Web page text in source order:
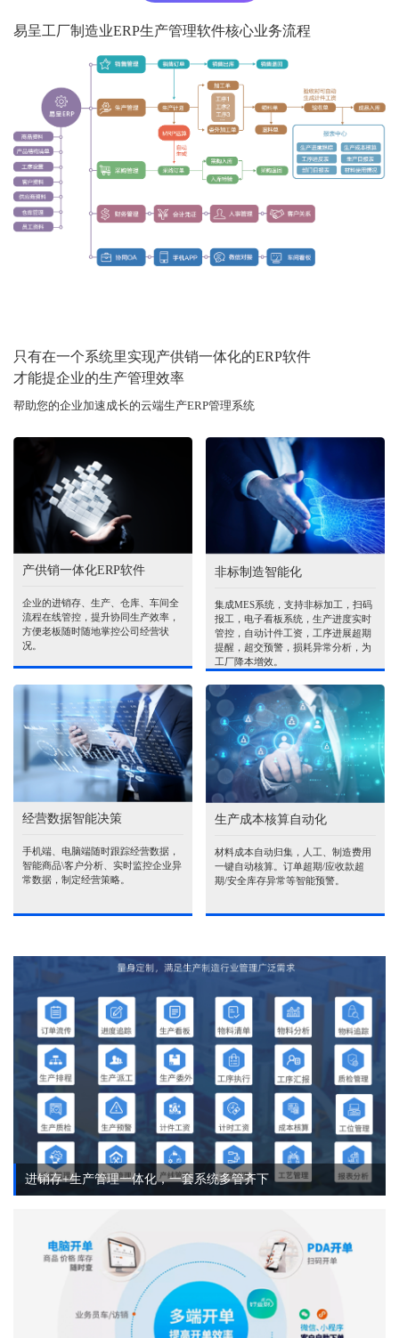
易呈工厂制造业ERP生产管理软件核心业务流程
只有在一个系统里实现产供销一体化的ERP软件
才能提企业的生产管理效率
帮助您的企业加速成长的云端生产ERP管理系统
产供销一体化ERP软件
企业的进销存、生产、仓库、车间全
流程在线管控，提升协同生产效率，
方便老板随时随地掌控公司经营状
况。
非标制造智能化
集成MES系统，支持非标加工，扫码
报工，电子看板系统，生产进度实时
管控，自动计件工资，工序进展超期
提醒，超交预警，损耗异常分析，为
工厂降本增效。
经营数据智能决策
手机端、电脑端随时跟踪经营数据，
智能商品\客户分析、实时监控企业异
常数据，制定经营策略。
生产成本核算自动化
材料成本自动归集，人工、制造费用
一键自动核算。订单超期/应收款超
期/安全库存异常等智能预警。
进销存+生产管理一体化，一套系统多管齐下